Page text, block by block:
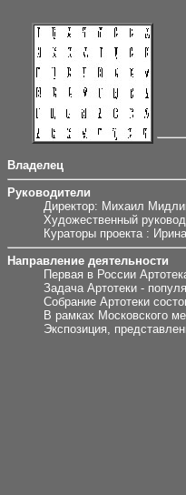
Владелец
Руководители
Директор: Михаил
Художественный
Кураторы проекта :
Направление деятельности
Первая в России
Задача Артотеки -
Собрание Артотеки
В рамках Московского
Экспозиция,